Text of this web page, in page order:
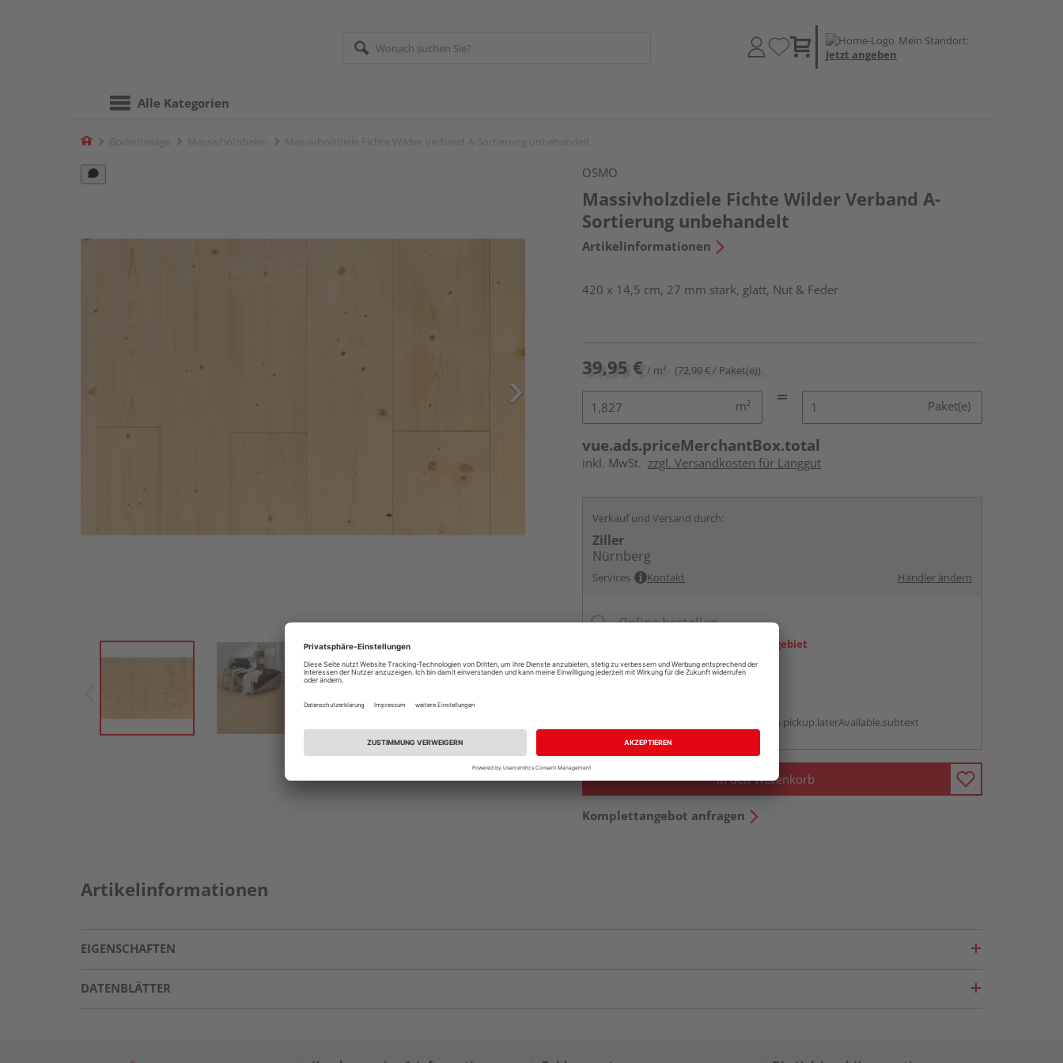
Mein Standort:
Jetzt angeben
Alle Kategorien
Home
OSMO
Massivholzdiele Fichte Wilder Verband A-
Sortierung unbehandelt
Artikelinformationen
420 x 14,5 cm, 27 mm stark, glatt, Nut & Feder
39,95 € / m² (72,99 € / Paket(e))
m² Paket(e)
vue.ads.priceMerchantBox.total
inkl. MwSt. zzgl. Versandkosten für Langgut
Verkauf und Versand durch:
Ziller
Nürnberg
Services Kontakt Händler ändern
Online bestellen
Ihr Standort ist nicht im Liefergebiet
vue.ads.priceMerchantBox.option.pickup.laterAvailable.subtext
In den Warenkorb
Komplettangebot anfragen
Artikelinformationen
EIGENSCHAFTEN
DATENBLÄTTER